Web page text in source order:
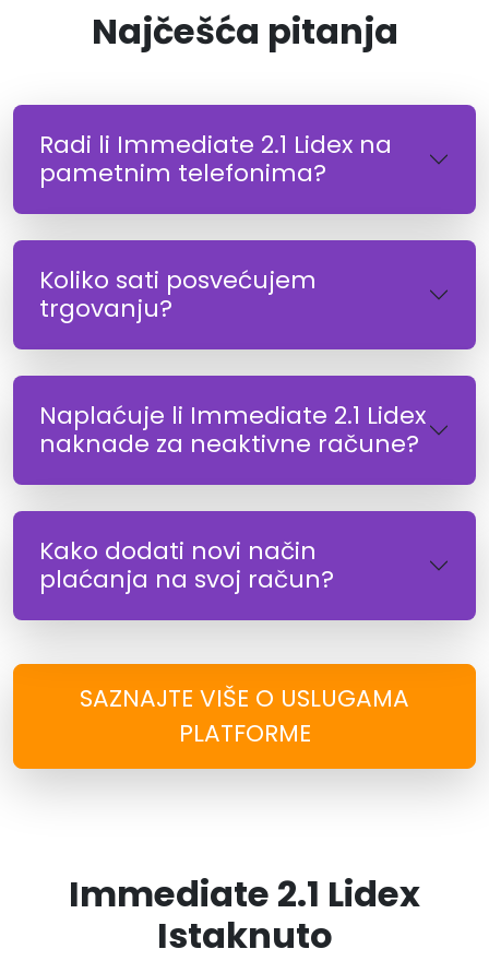
Najčešća pitanja
Radi li Immediate 2.1 Lidex na
pametnim telefonima?
Koliko sati posvećujem
trgovanju?
Naplaćuje li Immediate 2.1 Lidex
naknade za neaktivne račune?
Kako dodati novi način
plaćanja na svoj račun?
SAZNAJTE VIŠE O USLUGAMA
PLATFORME
Immediate 2.1 Lidex
Istaknuto